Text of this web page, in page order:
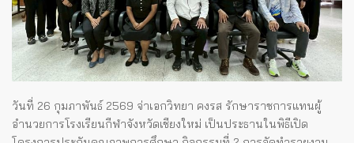
วันที่ 26 กุมภาพันธ์ 2569 จ่าเอกวิทยา คงรส รักษาราชการแทนผู้
อำนวยการโรงเรียนกีฬาจังหวัดเชียงใหม่ เป็นประธานในพิธีเปิด